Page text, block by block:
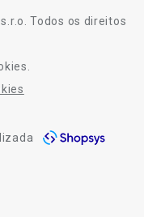
Todos os direitos